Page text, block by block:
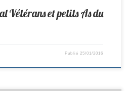
Vétérans et petits As du
Publié25/01/2016